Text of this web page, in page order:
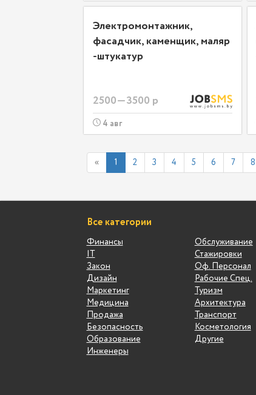
Электромонтажник,
фасадчик, каменщик, маляр
-штукатур
2500—3500 р
4 авг
« 1 2 3 4 5 6 7 8
Все категории
Финансы
IT
Закон
Дизайн
Маркетинг
Медицина
Продажа
Безопасность
Образование
Инженеры
Обслуживание
Стажировки
Оф. Персонал
Рабочие Спец.
Туризм
Архитектура
Транспорт
Косметология
Другие